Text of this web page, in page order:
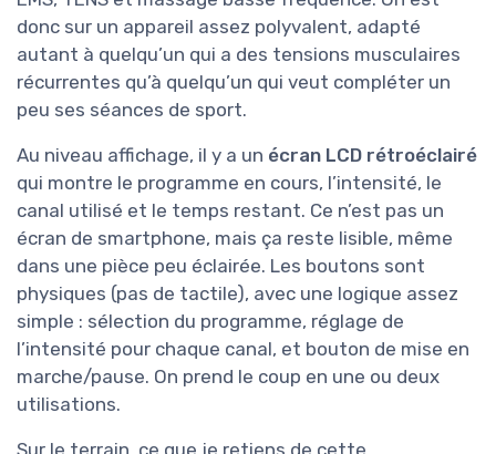
donc sur un appareil assez polyvalent, adapté
autant à quelqu’un qui a des tensions musculaires
récurrentes qu’à quelqu’un qui veut compléter un
peu ses séances de sport.
Au niveau affichage, il y a un écran LCD rétroéclairé
qui montre le programme en cours, l’intensité, le
canal utilisé et le temps restant. Ce n’est pas un
écran de smartphone, mais ça reste lisible, même
dans une pièce peu éclairée. Les boutons sont
physiques (pas de tactile), avec une logique assez
simple : sélection du programme, réglage de
l’intensité pour chaque canal, et bouton de mise en
marche/pause. On prend le coup en une ou deux
utilisations.